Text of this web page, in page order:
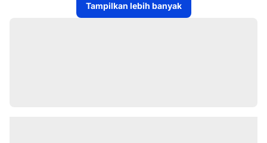
Tampilkan lebih banyak